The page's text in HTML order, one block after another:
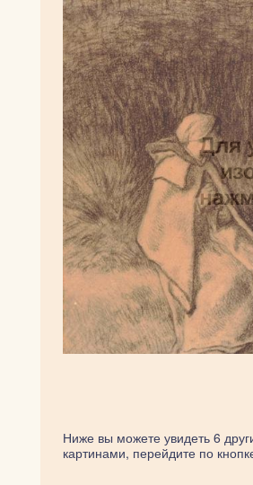
Ниже вы можете увидеть 6
картинами, перейдите по